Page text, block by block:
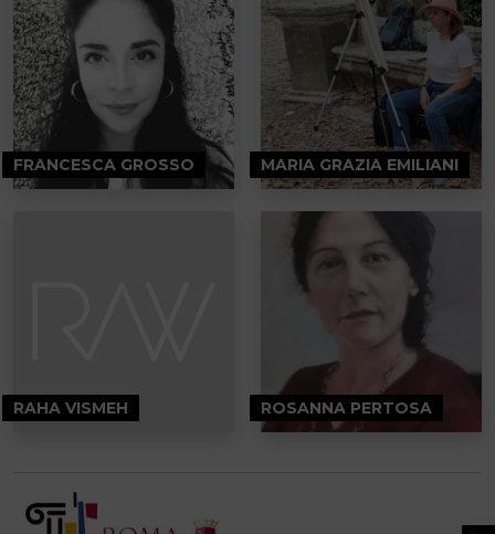
FRANCESCA GROSSO MARIA GRAZIA EMILIANI
RAHA VISMEH ROSANNA PERTOSA